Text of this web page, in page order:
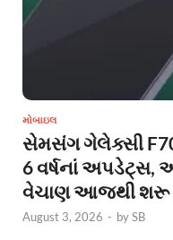
મોબાઇલ
સેમસંગ ગેલેક્સી F70
6 વર્ષનાં અપડેટ્સ,
વેચાણ આજથી શરૂ
August 3, 2026 - bySB